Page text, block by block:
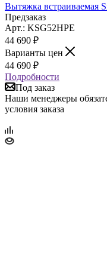
Вытяжка встраиваемая
Предзаказ
Арт.: KSG52HPE
44 690 ₽
Варианты цен
44 690 ₽
Подробности
Под заказ
Наши менеджеры
условия заказа